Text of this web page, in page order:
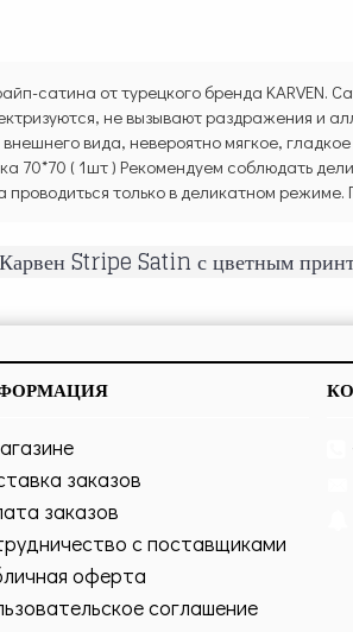
сатина от турецкого бренда
не вызывают раздражения
вида, невероятно мягкое,
70*70 ( 1шт ) Рекомендуем соблюдать
только в деликатном
Карвен Stripe Satin с цветным
заказов
заказов
с поставщиками
оферта
соглашение